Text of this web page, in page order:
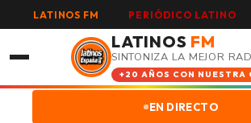
LATINOS FM PERIÓDICO LATINO
LATINOS FM
SINTONIZA LA MEJOR
+20 AÑOS CON NUESTRA
EN DIRECTO